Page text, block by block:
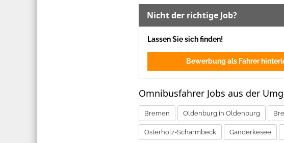
Nicht der richtige Job?
Lassen Sie sich finden!
Bewerbung als Fahrer
Omnibusfahrer Jobs aus der
Bremen Oldenburg in Oldenburg
Osterholz-Scharmbeck Ganderkesee